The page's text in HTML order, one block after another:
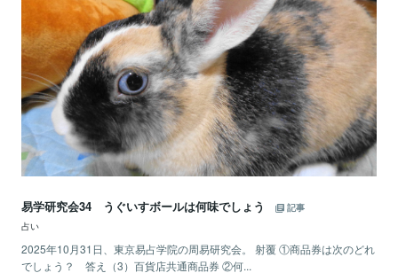
易学研究会34 うぐいすボールは何味でしょう
記事
占い
2025年10月31日、東京易占学院の周易研究会。 射覆 ①商品券は次のどれ
でしょう？ 答え（3）百貨店共通商品券 ②何...